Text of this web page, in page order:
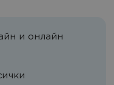
и онлайн